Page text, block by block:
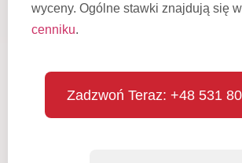
wyceny. Ogólne stawki znajdują się
cenniku.
Zadzwoń Teraz: +48 531